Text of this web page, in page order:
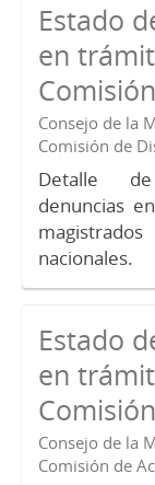
Estado
en
Consejo de la
Comisión de
Detalle
denuncias
nacionales.
Estado
en
Consejo de la
Comisión de